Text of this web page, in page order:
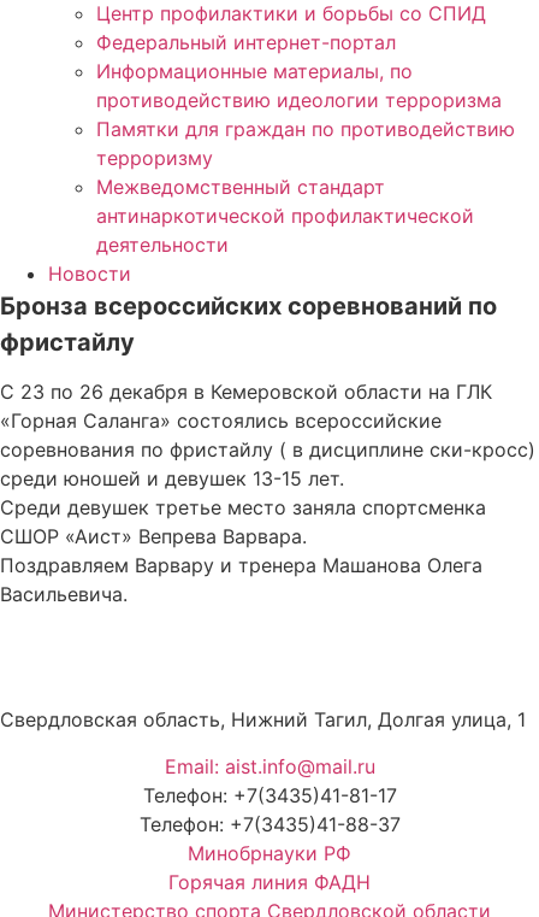
Центр профилактики и борьбы со СПИД
Федеральный интернет-портал
Информационные материалы, по
противодействию идеологии терроризма
Памятки для граждан по противодействию
терроризму
Межведомственный стандарт
антинаркотической профилактической
деятельности
Новости
Бронза всероссийских соревнований по
фристайлу
С 23 по 26 декабря в Кемеровской области на ГЛК
«Горная Саланга» состоялись всероссийские
соревнования по фристайлу ( в дисциплине ски-кросс)
среди юношей и девушек 13-15 лет.
Среди девушек третье место заняла спортсменка
СШОР «Аист» Вепрева Варвара.
Поздравляем Варвару и тренера Машанова Олега
Васильевича.
Свердловская область, Нижний Тагил, Долгая улица, 1
Email: aist.info@mail.ru
Телефон: +7(3435)41-81-17
Телефон: +7(3435)41-88-37
Минобрнауки РФ
Горячая линия ФАДН
Министерство спорта Свердловской области